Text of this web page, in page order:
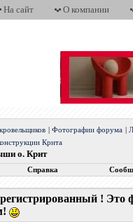
На сайт О компании
Фотографии форума
Крита
о. Крит
Справка
!